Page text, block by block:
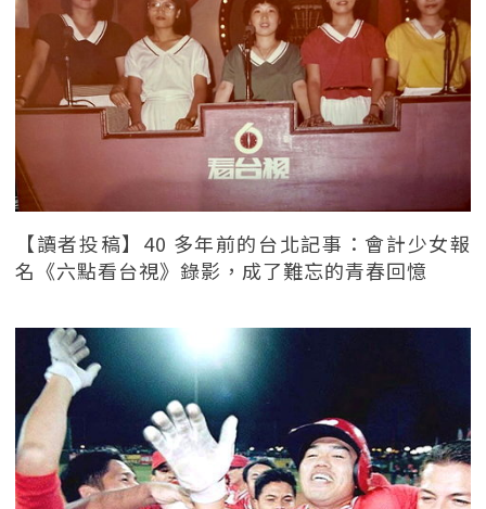
【讀者投稿】40 多年前的台北記事：會計少女報
名《六點看台視》錄影，成了難忘的青春回憶